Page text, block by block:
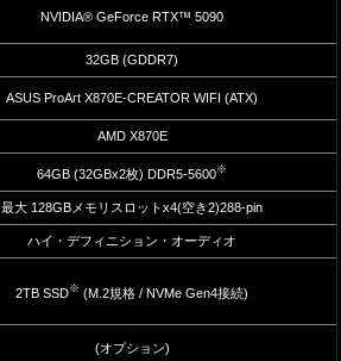
NVIDIA® GeForce RTX™ 5090
32GB (GDDR7)
ASUS ProArt X870E-CREATOR WIFI (ATX)
AMD X870E
64GB (32GBx2枚) DDR5-5600※
最大 128GBメモリスロットx4(空き2)288-pin
ハイ・デフィニション・オーディオ
2TB SSD※ (M.2規格 / NVMe Gen4接続)
(オプション)